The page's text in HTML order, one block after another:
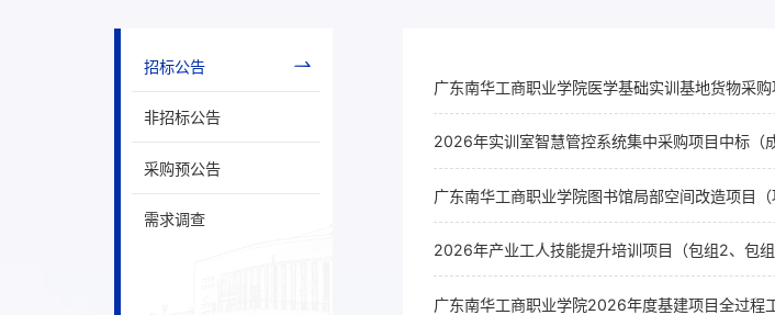
招标公告
非招标公告
采购预公告
需求调查
广东南华工商职业学院医学基础实训基地货物采
2026年实训室智慧管控系统集中采购项目中标（
广东南华工商职业学院图书馆局部空间改造项目
广东南华工商职业学院2026年度基建项目全过程